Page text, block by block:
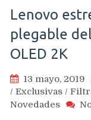
Lenovo
plegable
OLED 2K
13 mayo, 2019
/ Exclusivas /
Novedades